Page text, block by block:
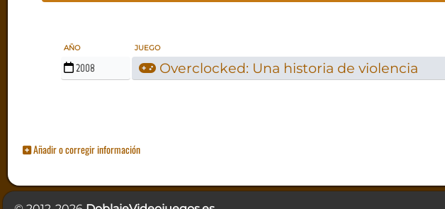
AÑO JUEGO
2008 Overclocked: Una historia de violencia
Añadir o corregir información